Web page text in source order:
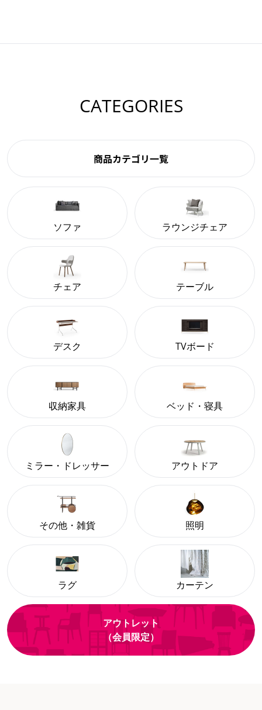
CATEGORIES
商品カテゴリ一覧
ソファ ラウンジチェア
チェア テーブル
デスク TVボード
収納家具 ベッド・寝具
ミラー・ドレッサー アウトドア
その他・雑貨 照明
ラグ カーテン
アウトレット
（会員限定）